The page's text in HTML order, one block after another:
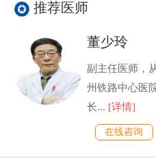
推荐医师
董少玲
副主任医师，
州铁路中心医
长... [详情]
在线咨询